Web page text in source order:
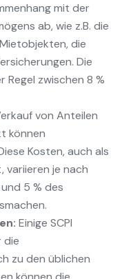
mit der
ab, wie z.B. die
die
Die
Regel zwischen 8 %
von Anteilen
können
Kosten, auch als
variieren je nach
5 % des
Einige SCPI
die
zu den üblichen